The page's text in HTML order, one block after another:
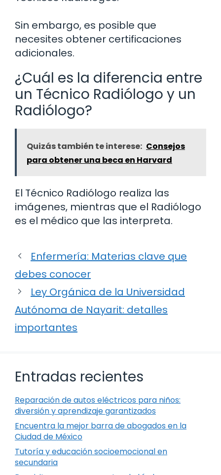
Sin embargo, es posible que
necesites obtener certificaciones
adicionales.
¿Cuál es la diferencia entre
un Técnico Radiólogo y un
Radiólogo?
Quizás también te interese: Consejos
para obtener una beca en Harvard
El Técnico Radiólogo realiza las
imágenes, mientras que el Radiólogo
es el médico que las interpreta.
Enfermería: Materias clave que
debes conocer
Ley Orgánica de la Universidad
Autónoma de Nayarit: detalles
importantes
Entradas recientes
Reparación de autos eléctricos para niños:
diversión y aprendizaje garantizados
Encuentra la mejor barra de abogados en la
Ciudad de México
Tutoría y educación socioemocional en
secundaria